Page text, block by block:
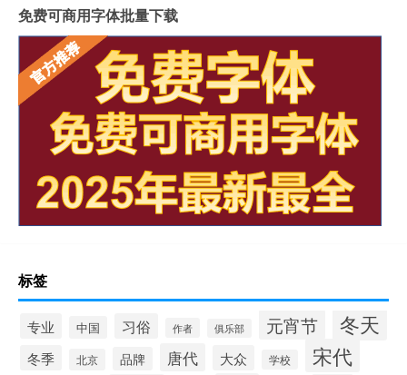
免费可商用字体批量下载
标签
专业 中国 习俗 作者 俱乐部 元宵节 冬天
冬季 北京 品牌 唐代 大众 学校 宋代